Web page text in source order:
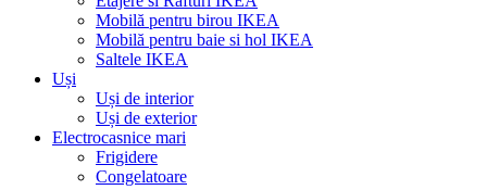
Mobilă pentru birou IKEA
Mobilă pentru baie si hol IKEA
Saltele IKEA
Uși
Uși de interior
Uși de exterior
Electrocasnice mari
Frigidere
Congelatoare